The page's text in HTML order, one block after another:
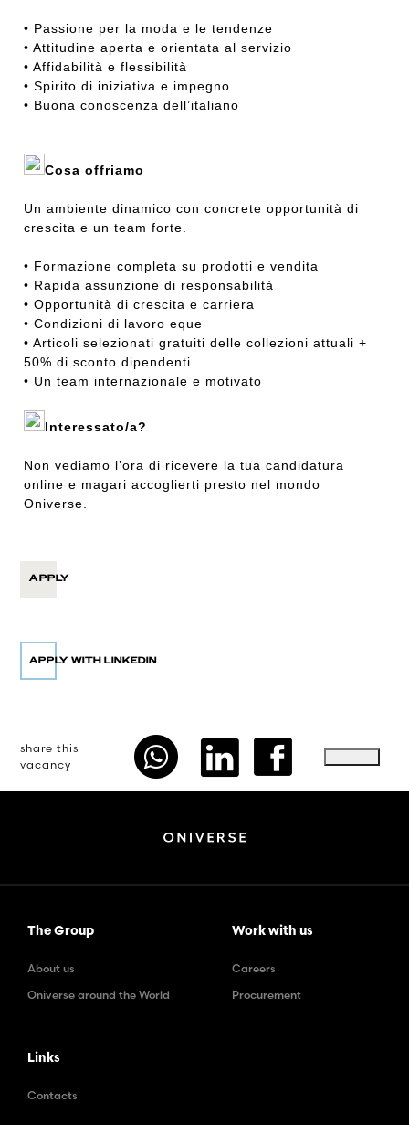
• Passione per la moda e le tendenze
• Attitudine aperta e orientata al servizio
• Affidabilità e flessibilità
• Spirito di iniziativa e impegno
• Buona conoscenza dell’italiano
Cosa offriamo
Un ambiente dinamico con concrete opportunità di
crescita e un team forte.
• Formazione completa su prodotti e vendita
• Rapida assunzione di responsabilità
• Opportunità di crescita e carriera
• Condizioni di lavoro eque
• Articoli selezionati gratuiti delle collezioni attuali +
50% di sconto dipendenti
• Un team internazionale e motivato
Interessato/a?
Non vediamo l’ora di ricevere la tua candidatura
online e magari accoglierti presto nel mondo
Oniverse.
APPLY
share this
vacancy
The Group
About us
Oniverse around the World
Work with us
Careers
Procurement
Links
Contacts